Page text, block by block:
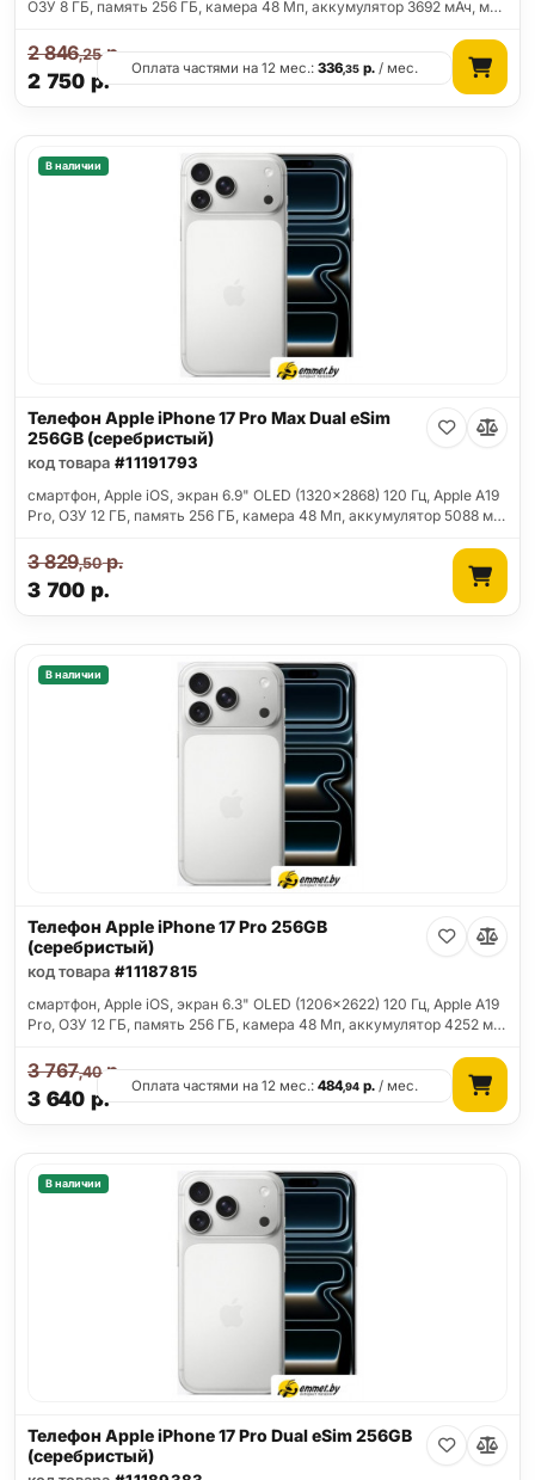
ОЗУ 8 ГБ, память 256 ГБ, камера 48 Мп, аккумулятор 3692 мАч, м…
2 750 р.
2 846,25р.
Оплата частями на 12 мес.:336,35 р. / мес.
В наличии
Телефон Apple iPhone 17 Pro Max Dual eSim
256GB (серебристый)
код товара #11191793
смартфон, Apple iOS, экран 6.9" OLED (1320x2868) 120 Гц, Apple A19
Pro, ОЗУ 12 ГБ, память 256 ГБ, камера 48 Мп, аккумулятор 5088 м…
3 700 р.
3 829,50р.
В наличии
Телефон Apple iPhone 17 Pro 256GB
(серебристый)
код товара #11187815
смартфон, Apple iOS, экран 6.3" OLED (1206x2622) 120 Гц, Apple A19
Pro, ОЗУ 12 ГБ, память 256 ГБ, камера 48 Мп, аккумулятор 4252 м…
3 640 р.
3 767,40р.
Оплата частями на 12 мес.:484,94 р. / мес.
В наличии
Телефон Apple iPhone 17 Pro Dual eSim 256GB
(серебристый)